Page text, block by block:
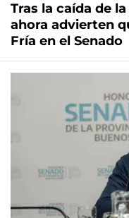
Tras la caída de
ahora advierten
Fría en el Senado